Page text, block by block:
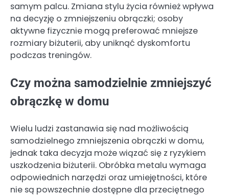
samym palcu. Zmiana stylu życia również wpływa
na decyzję o zmniejszeniu obrączki; osoby
aktywne fizycznie mogą preferować mniejsze
rozmiary biżuterii, aby uniknąć dyskomfortu
podczas treningów.
Czy można samodzielnie zmniejszyć
obrączkę w domu
Wielu ludzi zastanawia się nad możliwością
samodzielnego zmniejszenia obrączki w domu,
jednak taka decyzja może wiązać się z ryzykiem
uszkodzenia biżuterii. Obróbka metalu wymaga
odpowiednich narzędzi oraz umiejętności, które
nie są powszechnie dostępne dla przeciętnego